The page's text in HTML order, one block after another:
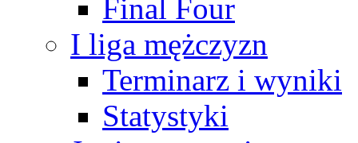
Final Four
I liga mężczyzn
Terminarz i wyniki
Statystyki